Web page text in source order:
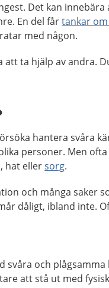
Det kan
En del fårtankar
med någon.
ta hjälp av andra.
hantera svåra
personer. Men
hat ellersorg.
och många saker
dåligt, ibland inte.
svåra och
att stå ut med